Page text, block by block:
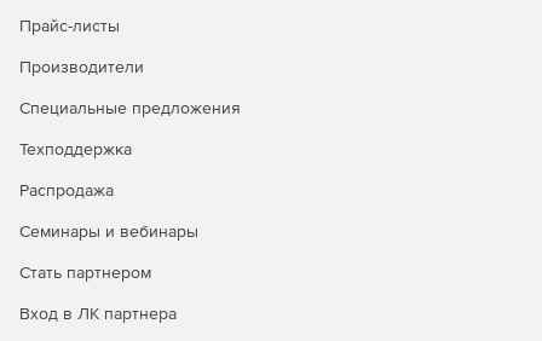
диапазона IP-адресов для сбора информации об
доступных для корневой директории TFTP.
емкости устройств, использовании центрального
Disk Space Monitor – предоставление информации об
Прайс-листы
Производители
Специальные предложения
Техподдержка
Распродажа
Семинары и вебинары
Стать партнером
Вход в ЛК партнера